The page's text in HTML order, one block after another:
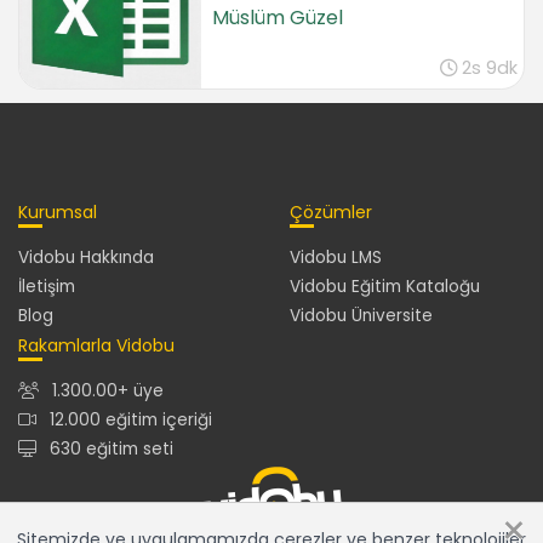
Müslüm Güzel
2s 9dk
Kurumsal
Vidobu Hakkında
İletişim
Blog
Çözümler
Vidobu LMS
Vidobu Eğitim Kataloğu
Vidobu Üniversite
Rakamlarla Vidobu
1.300.00+ üye
12.000 eğitim içeriği
630 eğitim seti
×